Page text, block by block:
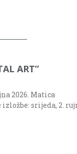
ART”
2026. Matica
srijeda, 2.